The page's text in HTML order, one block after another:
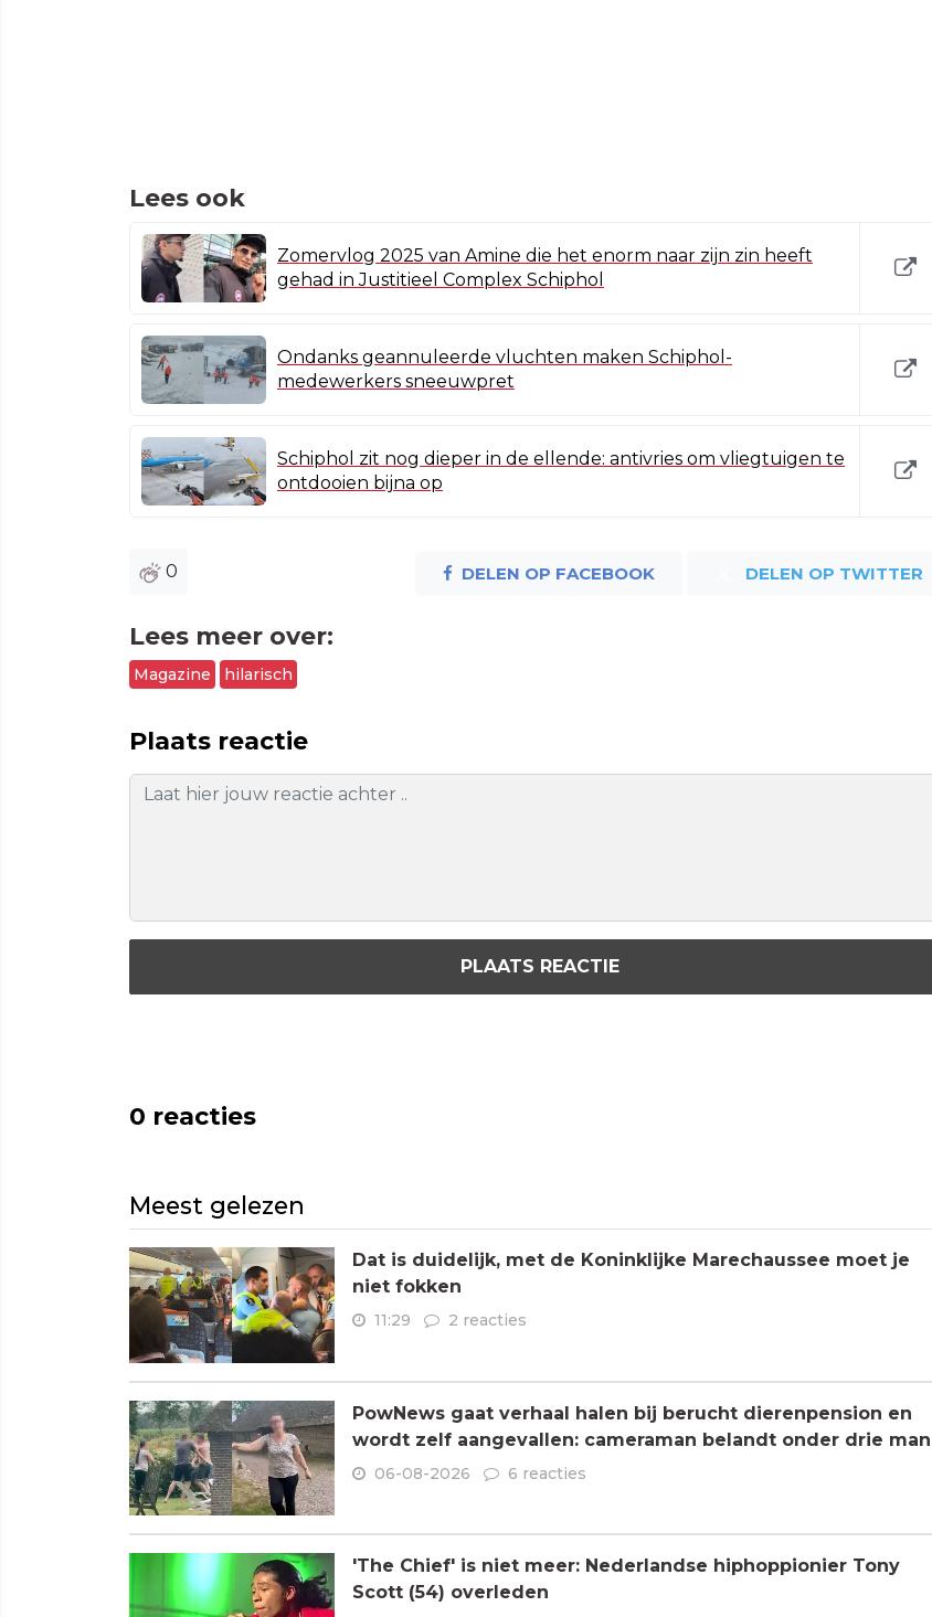
Lees ook
Zomervlog 2025 van Amine die het enorm naar zijn zin heeft
gehad in Justitieel Complex Schiphol
Ondanks geannuleerde vluchten maken Schiphol-
medewerkers sneeuwpret
Schiphol zit nog dieper in de ellende: antivries om vliegtuigen te
ontdooien bijna op
0 DELEN OP FACEBOOK DELEN OP TWITTER
Lees meer over:
Magazine hilarisch
Plaats reactie
PLAATS REACTIE
0 reacties
Meest gelezen
Dat is duidelijk, met de Koninklijke Marechaussee moet je
niet fokken
11:29 2 reacties
PowNews gaat verhaal halen bij berucht dierenpension en
wordt zelf aangevallen: cameraman belandt onder drie man
06-08-2026 6 reacties
'The Chief' is niet meer: Nederlandse hiphoppionier Tony
Scott (54) overleden